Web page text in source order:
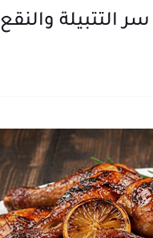
التتبيلة والنقع